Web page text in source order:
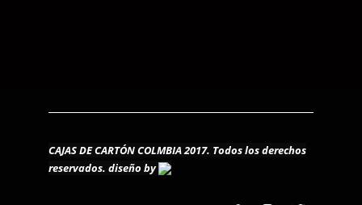
CAJAS DE CARTÓN COLMBIA 2017. Todos los derechos
reservados. diseño by